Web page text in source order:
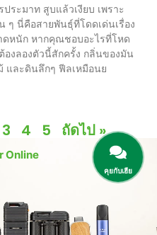
ะมาท สูบแล้วเงียบ เพราะ
ๆ นี่คือสายพันธุ์ที่โดดเด่นเรื่อง
หนัก หากคุณชอบอะไรที่โหด
งลองตัวนี้สักครั้ง กลิ่นของมัน
และดินลึกๆ ฟีลเหมือนย
3 4 5 ถัดไป »
Online